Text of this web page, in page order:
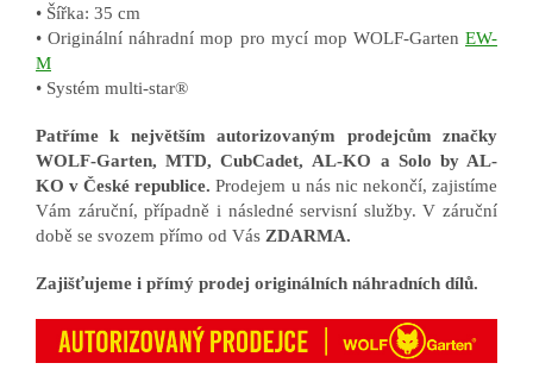
• Šířka: 35 cm
• Originální náhradní mop pro mycí mop WOLF-Garten EW-
M
• Systém multi-star®
Patříme k největším autorizovaným prodejcům značky
WOLF-Garten, MTD, CubCadet, AL-KO a Solo by AL-
KO v České republice.Prodejem u nás nic nekončí, zajistíme
Vám záruční, případně i následné servisní služby. V záruční
době se svozem přímo od Vás ZDARMA.
Zajišťujeme i přímý prodej originálních náhradních dílů.